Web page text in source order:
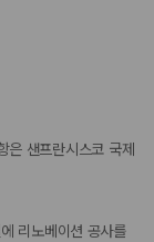
은 샌프란시스코 국제
리노베이션 공사를